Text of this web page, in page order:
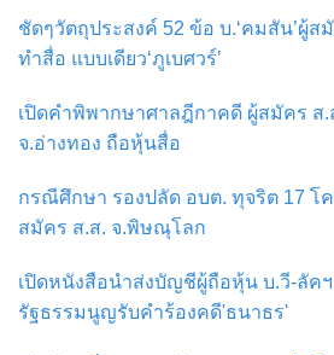
ชัดๆวัตถุประสงค์ 52 ข้อ บ.‘คมสัน’ผู้ส
ทำสื่อ แบบเดียว‘ภูเบศวร์’
เปิดคำพิพากษาศาลฎีกาคดี ผู้สมัคร ส
จ.อ่างทอง ถือหุ้นสื่อ
กรณีศึกษา รองปลัด อบต. ทุจริต 17 โ
สมัคร ส.ส. จ.พิษณุโลก
เปิดหนังสือนำส่งบัญชีผู้ถือหุ้น บ.วี-ลัค
รัฐธรรมนูญรับคำร้องคดี'ธนาธร'